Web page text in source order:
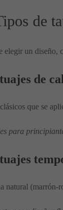
de
elegir un diseño,
de
que se
para
natural (marrón-